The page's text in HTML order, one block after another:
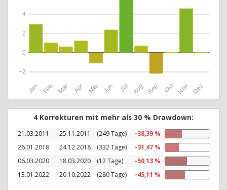
Jan Feb Mär Apr Mai Jun Jul Aug Sep Okt Nov Dez
−2
0
2
4
4 Korrekturen mit mehr als 30 % Drawdown:
21.03.2011 25.11.2011 (249 Tage)
-38,39 %
26.01.2018
24.12.2018 (332 Tage)
-31,47 %
06.03.2020
18.03.2020 (12 Tage)
-50,13 %
13.01.2022
20.10.2022 (280 Tage) -45,11 %